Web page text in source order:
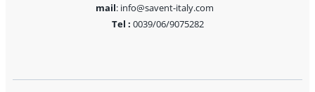
mail: info@savent-italy.com
Tel : 0039/06/9075282